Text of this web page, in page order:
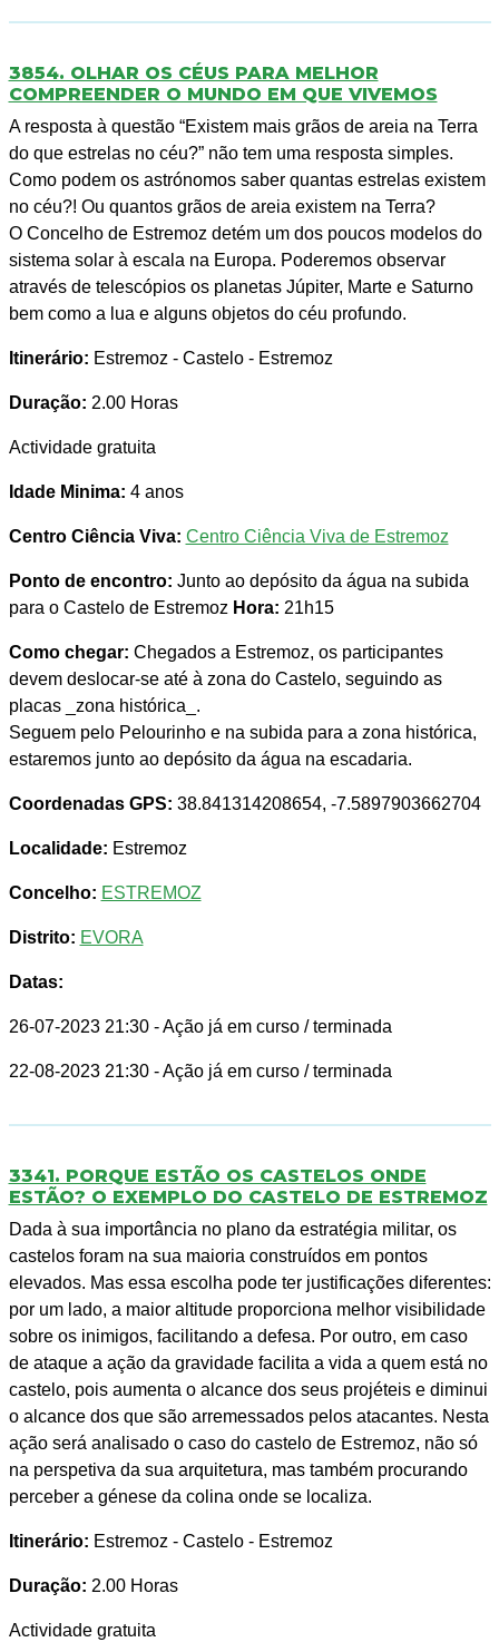
3854. OLHAR OS CÉUS PARA MELHOR
COMPREENDER O MUNDO EM QUE VIVEMOS
A resposta à questão “Existem mais grãos de areia na Terra
do que estrelas no céu?” não tem uma resposta simples.
Como podem os astrónomos saber quantas estrelas existem
no céu?! Ou quantos grãos de areia existem na Terra?
O Concelho de Estremoz detém um dos poucos modelos do
sistema solar à escala na Europa. Poderemos observar
através de telescópios os planetas Júpiter, Marte e Saturno
bem como a lua e alguns objetos do céu profundo.
Itinerário: Estremoz - Castelo - Estremoz
Duração: 2.00 Horas
Actividade gratuita
Idade Minima: 4 anos
Centro Ciência Viva: Centro Ciência Viva de Estremoz
Ponto de encontro: Junto ao depósito da água na subida
para o Castelo de Estremoz Hora: 21h15
Como chegar: Chegados a Estremoz, os participantes
devem deslocar-se até à zona do Castelo, seguindo as
placas _zona histórica_.
Seguem pelo Pelourinho e na subida para a zona histórica,
estaremos junto ao depósito da água na escadaria.
Coordenadas GPS: 38.841314208654, -7.5897903662704
Localidade: Estremoz
Concelho: ESTREMOZ
Distrito: EVORA
Datas:
26-07-2023 21:30 - Ação já em curso / terminada
22-08-2023 21:30 - Ação já em curso / terminada
3341. PORQUE ESTÃO OS CASTELOS ONDE
ESTÃO? O EXEMPLO DO CASTELO DE ESTREMOZ
Dada à sua importância no plano da estratégia militar, os
castelos foram na sua maioria construídos em pontos
elevados. Mas essa escolha pode ter justificações diferentes:
por um lado, a maior altitude proporciona melhor visibilidade
sobre os inimigos, facilitando a defesa. Por outro, em caso
de ataque a ação da gravidade facilita a vida a quem está no
castelo, pois aumenta o alcance dos seus projéteis e diminui
o alcance dos que são arremessados pelos atacantes. Nesta
ação será analisado o caso do castelo de Estremoz, não só
na perspetiva da sua arquitetura, mas também procurando
perceber a génese da colina onde se localiza.
Itinerário: Estremoz - Castelo - Estremoz
Duração: 2.00 Horas
Actividade gratuita